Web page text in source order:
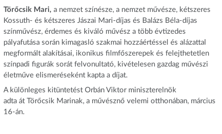
Törőcsik Mari, a nemzet színésze, a nemzet művésze, kétszeres
Kossuth- és kétszeres Jászai Mari-díjas és Balázs Béla-díjas
színművész, érdemes és kiváló művész a több évtizedes
pályafutása során kimagasló szakmai hozzáértéssel és alázattal
megformált alakításai, ikonikus filmfőszerepek és felejthetetlen
színpadi figurák sorát felvonultató, kivételesen gazdag művészi
életműve elismeréseként kapta a díjat.
A különleges kitüntetést Orbán Viktor miniszterelnök
adta át Törőcsik Marinak, a művésznő velemi otthonában, március
16-án.